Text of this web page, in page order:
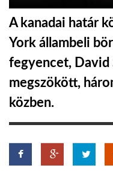
GLOBOTV BP
HÍR3D
TROPICALMAGAZIN
A kanadai határ
York állambeli
fegyencet, David
megszökött,
közben.